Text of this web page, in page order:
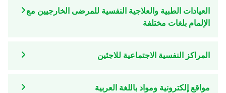
العيادات الطبية والعلاجية النفسية للمرضى الخارجيين مع
الإلمام بلغات مختلفة
المراكز النفسية الاجتماعية للاجئين
مواقع إلكترونية ومواد باللغة العربية